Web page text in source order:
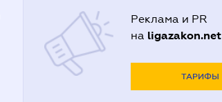
Адвокаты в Полтаве
Адвокаты в Харькове
Реклама и PR
на ligazakon.net
ТАРИФЫ